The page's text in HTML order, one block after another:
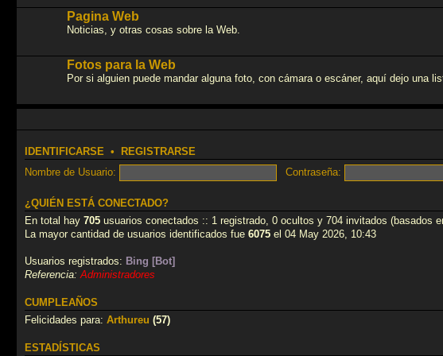
Pagina Web
Noticias, y otras cosas sobre la Web.
Fotos para la Web
Por si alguien puede mandar alguna foto, con cámara o escáner, aquí­ dejo una
IDENTIFICARSE • REGISTRARSE
Nombre de Usuario: Contraseña:
¿QUIÉN ESTÁ CONECTADO?
En total hay 705 usuarios conectados :: 1 registrado, 0 ocultos y 704 invitados (basados
La mayor cantidad de usuarios identificados fue 6075 el 04 May 2026, 10:43
Usuarios registrados: Bing [Bot]
Referencia: Administradores
CUMPLEAÑOS
Felicidades para: Arthureu (57)
ESTADÍSTICAS